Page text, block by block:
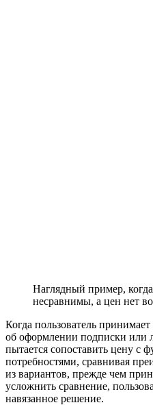
Наглядный пример,
несравнимы, а цен нет
Когда пользователь
об оформлении подписки или
пытается сопоставить цену
потребностями, сравнивая
из вариантов, прежде чем
усложнить сравнение,
навязанное решение.